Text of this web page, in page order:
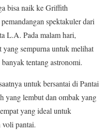
bisa naik ke Griffith
spektakuler dari
L.A. Pada malam hari,
sempurna untuk melihat
tentang astronomi.
untuk bersantai di Pantai
yang lembut dan ombak yang
yang ideal untuk
voli pantai.